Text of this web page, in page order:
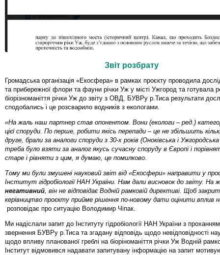
Звіт розбрату
Громадська організація «Екосфера» в рамках проєкту проводила
та прибережної флори та фауни річки Уж у місті Ужгород та готувала
біорізноманіття річки Уж до звіту з ОВД. БУВРу р.Тиса результати
сподобались і це розсварило водників з екологами.
«На жаль наш партнер став опонентом. Вони (екологи – ред.)
цієї споруди. По перше, робити якісь перепади – це не збільшить
друге, брали за аналоги споруди з 30-х років (Оноківська і
треба було взяти за аналог якусь сучасну споруду в Європі і
старе і рівняти з цим, я думаю, це помилково.
Тому ми були змушені науковий звіт від «Екосфери» направити у
Інститут гідробіології НАН України. Нам дали висновок до звіту. На
негативний, він не відповідає Водній рамковій директиві. Щоб
керівництво проєкту прийме рішення по-новому дати оцінити вплив
розповідає про ситуацію Володимир Чіпак.
Ми надіслали запит до Інституту гідробіології НАН України з
звернення БУВРу р.Тиса та згадану відповідь щодо невідповідності
щодо впливу планованої греблі на біоріноманіття річки Уж Водній
Інститут відмовився надавати запитувану інформацію на запит